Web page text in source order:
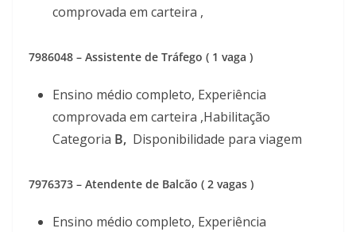
comprovada em carteira ,
7986048 – Assistente de Tráfego ( 1 vaga )
Ensino médio completo, Experiência
comprovada em carteira ,Habilitação
Categoria B, Disponibilidade para viagem
7976373 – Atendente de Balcão ( 2 vagas )
Ensino médio completo, Experiência